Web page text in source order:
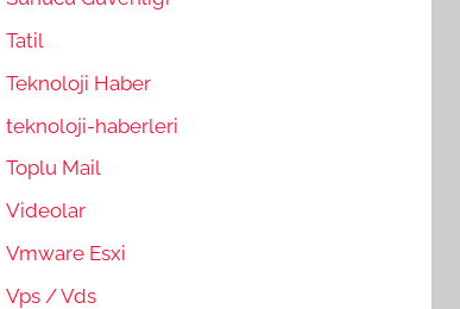
Tatil
Teknoloji Haber
teknoloji-haberleri
Toplu Mail
Videolar
Vmware Esxi
Vps / Vds